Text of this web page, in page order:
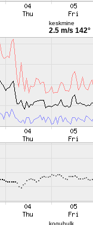
keskmine
2.5 m/s 142°
koguhulk